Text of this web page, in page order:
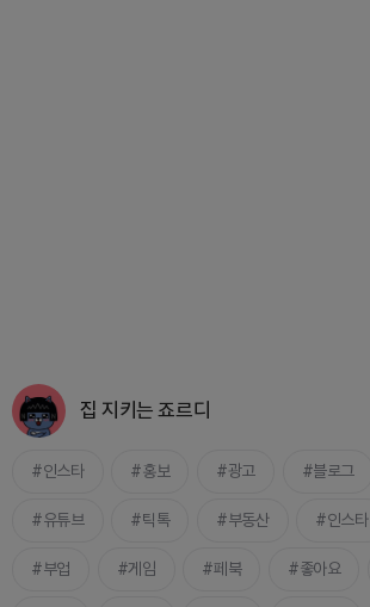
집 지키는 죠르디
인스타 홍보 광고 블로그
유튜브 틱톡 부동산 인스타
부업 게임 페북 좋아요